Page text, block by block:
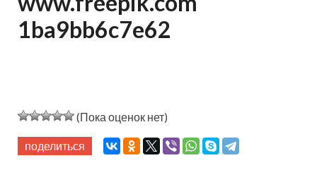
1ba9bb6c7e62
(Пока оценок нет)
поделиться